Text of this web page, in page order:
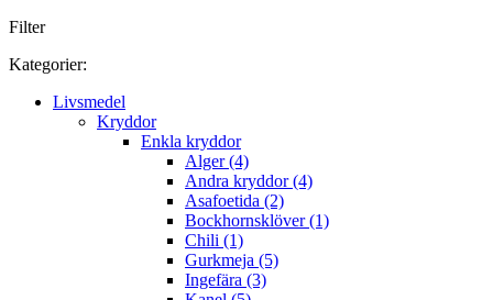
Filter
Kategorier:
Livsmedel
Kryddor
Enkla kryddor
Alger (4)
Andra kryddor (4)
Asafoetida (2)
Bockhornsklöver (1)
Chili (1)
Gurkmeja (5)
Ingefära (3)